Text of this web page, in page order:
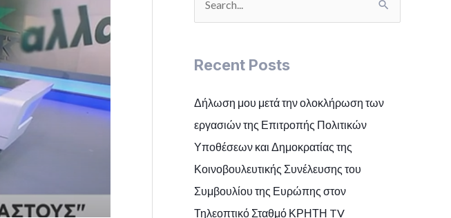
r
c
f
o
r
:
Recent Posts
Δήλωση μου μετά την ολοκλήρωση των
εργασιών της Επιτροπής Πολιτικών
Υποθέσεων και Δημοκρατίας της
Κοινοβουλευτικής Συνέλευσης του
Συμβουλίου της Ευρώπης στον
Τηλεοπτικό Σταθμό ΚΡΗΤΗ TV